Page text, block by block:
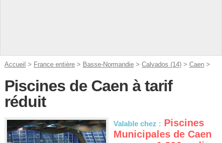
Accueil > France entière> Basse-Normandie> Calvados (14)> Caen>
Piscines de Caen à tarif
réduit
Valable chez : Piscines
Municipales de Caen